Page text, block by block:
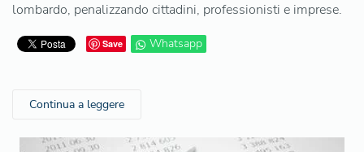
lombardo, penalizzando cittadini, professionisti e imprese.
Save Whatsapp
Continua a leggere